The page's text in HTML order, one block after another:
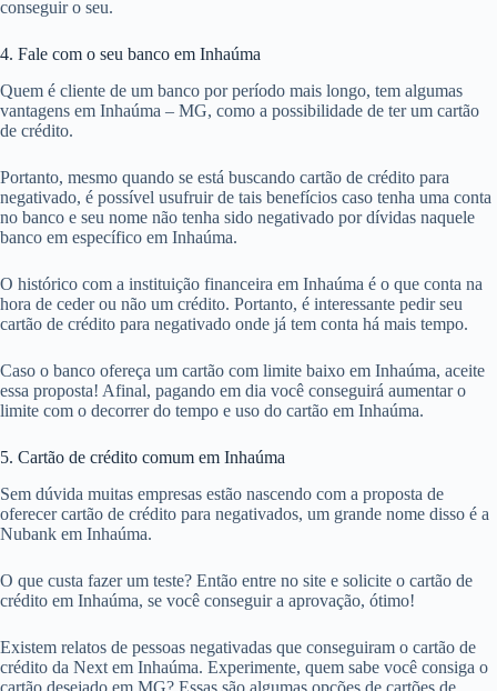
conseguir o seu.
4. Fale com o seu banco em Inhaúma
Quem é cliente de um banco por período mais longo, tem algumas
vantagens em Inhaúma – MG, como a possibilidade de ter um cartão
de crédito.
Portanto, mesmo quando se está buscando cartão de crédito para
negativado, é possível usufruir de tais benefícios caso tenha uma conta
no banco e seu nome não tenha sido negativado por dívidas naquele
banco em específico em Inhaúma.
O histórico com a instituição financeira em Inhaúma é o que conta na
hora de ceder ou não um crédito. Portanto, é interessante pedir seu
cartão de crédito para negativado onde já tem conta há mais tempo.
Caso o banco ofereça um cartão com limite baixo em Inhaúma, aceite
essa proposta! Afinal, pagando em dia você conseguirá aumentar o
limite com o decorrer do tempo e uso do cartão em Inhaúma.
5. Cartão de crédito comum em Inhaúma
Sem dúvida muitas empresas estão nascendo com a proposta de
oferecer cartão de crédito para negativados, um grande nome disso é a
Nubank em Inhaúma.
O que custa fazer um teste? Então entre no site e solicite o cartão de
crédito em Inhaúma, se você conseguir a aprovação, ótimo!
Existem relatos de pessoas negativadas que conseguiram o cartão de
crédito da Next em Inhaúma. Experimente, quem sabe você consiga o
cartão desejado em MG? Essas são algumas opções de cartões de